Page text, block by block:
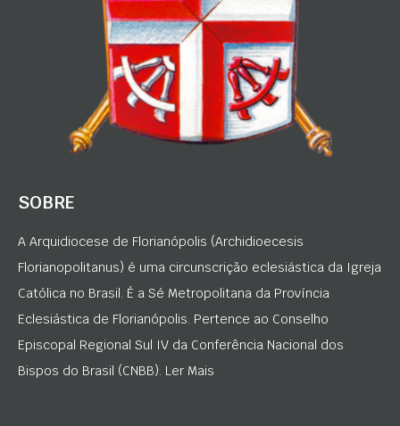
SOBRE
A Arquidiocese de Florianópolis (Archidioecesis
Florianopolitanus) é uma circunscrição eclesiástica da Igreja
Católica no Brasil. É a Sé Metropolitana da Província
Eclesiástica de Florianópolis. Pertence ao Conselho
Episcopal Regional Sul IV da Conferência Nacional dos
Bispos do Brasil (CNBB). Ler Mais